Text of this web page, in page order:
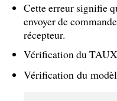
Cette erreur signifie
envoyer de
récepteur.
Vérification du
Vérification du